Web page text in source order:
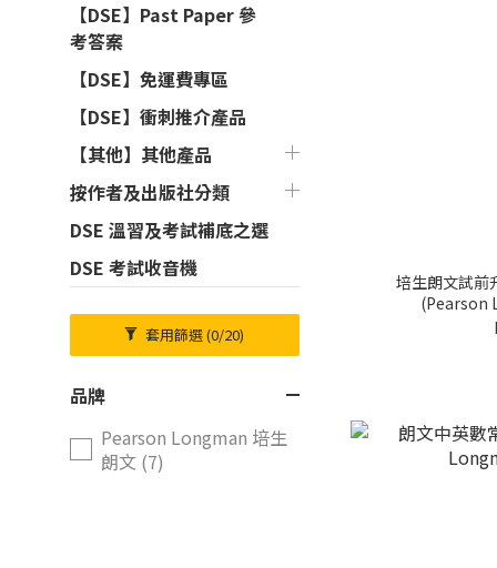
【DSE】Past Paper 參
考答案
【DSE】免運費專區
【DSE】衝刺推介產品
【其他】其他產品
按作者及出版社分類
DSE 溫習及考試補底之選
DSE 考試收音機
套用篩選(0/20)
品牌
Pearson Longman 培生
朗文 (7)
培生朗文試前
(Pearson